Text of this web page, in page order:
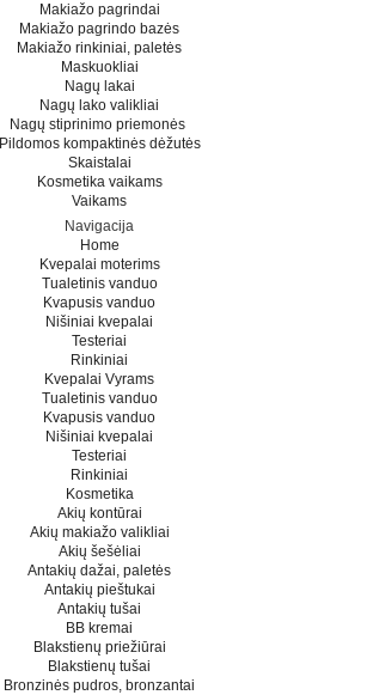
Makiažo pagrindai
Makiažo pagrindo bazės
Makiažo rinkiniai, paletės
Maskuokliai
Nagų lakai
Nagų lako valikliai
Nagų stiprinimo priemonės
Pildomos kompaktinės dėžutės
Skaistalai
Kosmetika vaikams
Vaikams
Navigacija
Home
Kvepalai moterims
Tualetinis vanduo
Kvapusis vanduo
Nišiniai kvepalai
Testeriai
Rinkiniai
Kvepalai Vyrams
Tualetinis vanduo
Kvapusis vanduo
Nišiniai kvepalai
Testeriai
Rinkiniai
Kosmetika
Akių kontūrai
Akių makiažo valikliai
Akių šešėliai
Antakių dažai, paletės
Antakių pieštukai
Antakių tušai
BB kremai
Blakstienų priežiūrai
Blakstienų tušai
Bronzinės pudros, bronzantai